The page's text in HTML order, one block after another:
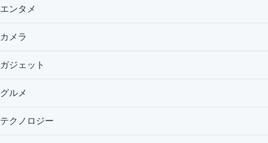
エンタメ
カメラ
ガジェット
グルメ
テクノロジー